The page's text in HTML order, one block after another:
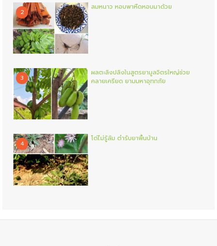
2
ลมหนาว หอบพาหืดหอบมาด้วย
3
ผลตะลิงปลิงในสูตรยามูลจิตรใหญ่ช่วย
คลายเครียด ยามมหาอุทกภัย
4
โด่ไม่รู้ล้ม ตำรับยาพื้นบ้าน